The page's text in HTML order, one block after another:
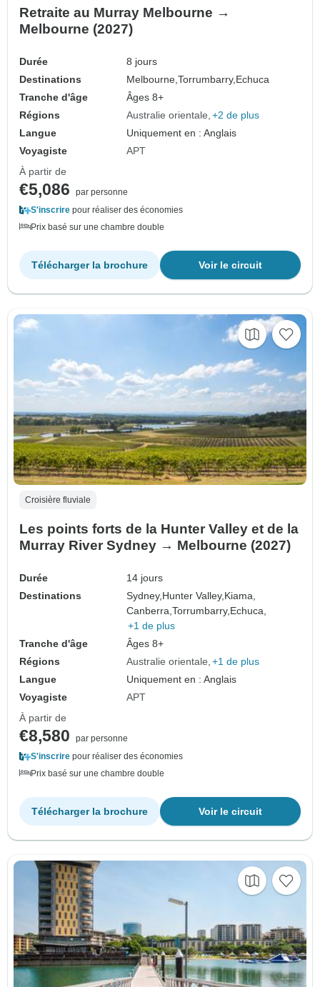
Retraite au Murray Melbourne →
Melbourne (2027)
Durée
8 jours
Destinations
Melbourne,Torrumbarry, Echuca
Tranche d'âge
Âges 8+
Régions
Australie orientale +2 de plus
Langue
Uniquement en : Anglais
Voyagiste
APT
À partir de
€5,086
par personne
S'inscrire pour réaliser des économies
Prix basé sur une chambre double
Voir le circuit
Télécharger la brochure
Croisière fluviale
Les points forts de la Hunter Valley et de la
Murray River Sydney → Melbourne (2027)
Durée
14 jours
Destinations
Sydney, Hunter Valley, Kiama,
Canberra,Torrumbarry, Echuca,
+1 de plus
Tranche d'âge
Âges 8+
Régions
Australie orientale +1 de plus
Langue
Uniquement en : Anglais
Voyagiste
APT
À partir de
€8,580
par personne
S'inscrire pour réaliser des économies
Prix basé sur une chambre double
Voir le circuit
Télécharger la brochure